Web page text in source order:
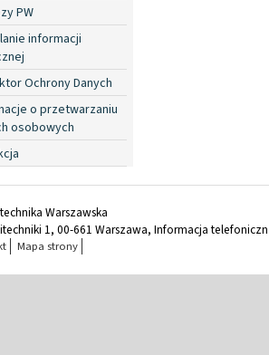
PW
informacji
Ochrony Danych
o przetwarzaniu
osobowych
Warszawska
1, 00-661 Warszawa, Informacja
Mapa strony